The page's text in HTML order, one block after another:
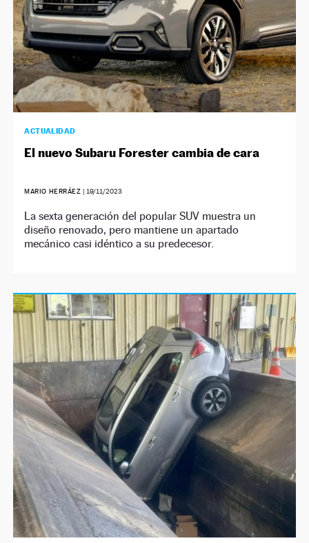
ACTUALIDAD
El nuevo Subaru Forester cambia de cara
MARIO HERRÁEZ | 19/11/2023
La sexta generación del popular SUV muestra un
diseño renovado, pero mantiene un apartado
mecánico casi idéntico a su predecesor.